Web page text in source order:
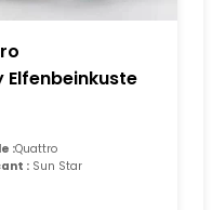
Elfenbeinkuste
:Quattro
: Sun Star